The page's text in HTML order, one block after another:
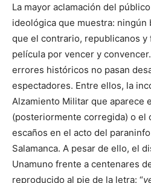
La mayor aclamación del
ideológica que muestra: ningún
que el contrario, republicanos y
película por vencer y
errores históricos no pasan
espectadores. Entre ellos, la
Alzamiento Militar que aparece
(posteriormente corregida) o el
escaños en el acto del
Salamanca. A pesar de ello, el
Unamuno frente a centenares
reproducido al pie de la letra: “